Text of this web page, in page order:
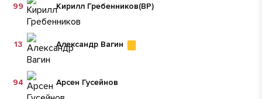
Кирилл Гребенников(ВР)
99
Александр Вагин
13
Арсен Гусейнов
94